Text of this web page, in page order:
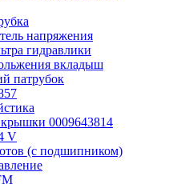
напряжения
гидравлики
вкладыш
патрубок
0009643814
V
(с подшипником)